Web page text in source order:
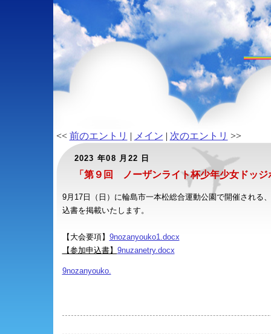
<< 前のエントリ | メイン | 次のエントリ >>
2023 年08 月22 日
「第９回 ノーザンライト杯少年少女ドッ
9月17日（日）に輪島市一本松総合運動公園で開催される
込書を掲載いたします。
【大会要項】 9nozanyouko1.docx
【参加申込書】 9nuzanetry.docx
9nozanyouko.